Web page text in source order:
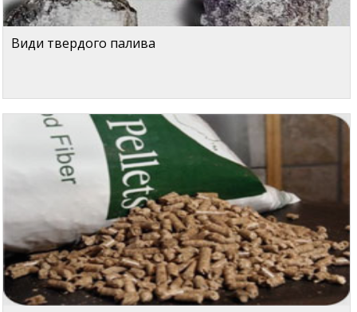
Види твердого палива